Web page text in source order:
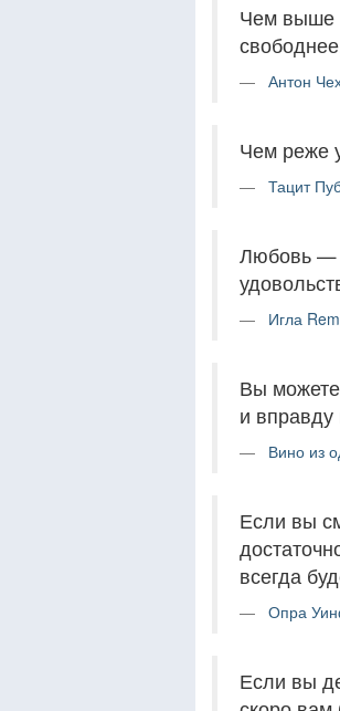
Чем выше
Антон
Чем реже
Тацит
Любовь —
Игла
Вы
и вправду
Вино из
Если вы
всегда
Опра
Если вы